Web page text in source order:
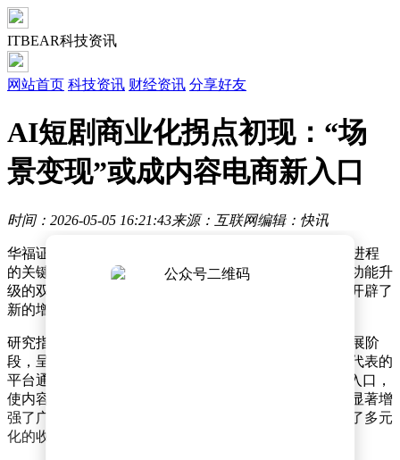
ITBEAR科技资讯
网站首页 科技资讯 财经资讯 分享好友
AI短剧商业化拐点初现：“场
景变现”或成内容电商新入口
时间：2026-05-05 16:21:43来源：互联网编辑：快讯
华福证券最新研究报告显示，AI短剧领域正迎来商业化进程
的关键转折点。这一判断基于行业内容质量提升与平台功能升
级的双重驱动，特别是消费场景转化能力的突破为行业开辟了
新的增长路径。
研究指出，当前AI短剧与漫剧内容已突破早期粗放式发展阶
段，呈现出精品化、系列化的创作趋势。以红果短剧为代表的
平台通过技术迭代，新增"识图找同款"功能并打通商城入口，
使内容创作与商业变现的衔接更为紧密。这种创新模式显著增
强了广告植入与品牌合作的可行性，为内容创作者提供了多元
化的收益渠道。